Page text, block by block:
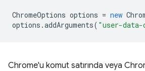
ChromeOptions options = new
options .addArguments( "user-
Chrome'u komut satırında veya